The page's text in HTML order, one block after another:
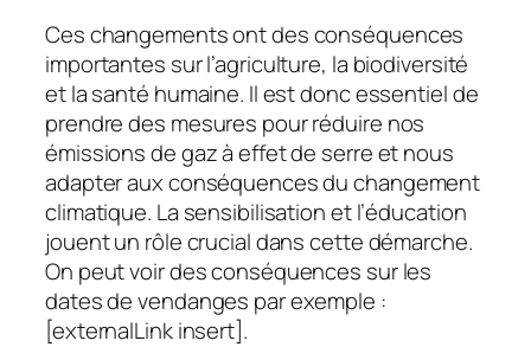
Ces changements ont des conséquences
importantes sur l’agriculture, la biodiversité
et la santé humaine. Il est donc essentiel de
prendre des mesures pour réduire nos
émissions de gaz à effet de serre et nous
adapter aux conséquences du changement
climatique. La sensibilisation et l’éducation
jouent un rôle crucial dans cette démarche.
On peut voir des conséquences sur les
dates de vendanges par exemple :
[externalLink insert].